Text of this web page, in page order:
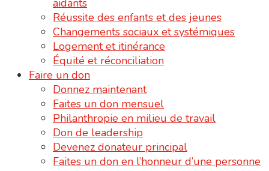
Réussite des enfants et des jeunes
Changements sociaux et systémiques
Logement et itinérance
Équité et réconciliation
Faire un don
Donnez maintenant
Faites un don mensuel
Philanthropie en milieu de travail
Don de leadership
Devenez donateur principal
Faites un don en l’honneur d’une personne